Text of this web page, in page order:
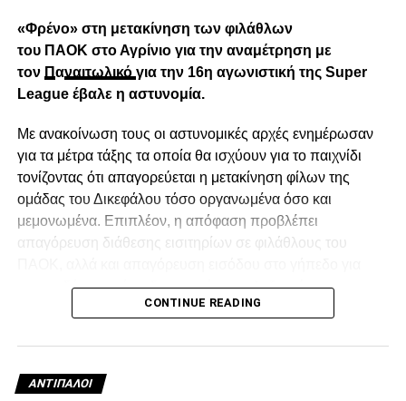
Facebook
TwitterEmailPinterest
WhatsApp
LinkedIn
Telegram
«Φρένο» στη μετακίνηση των φιλάθλων
του ΠΑΟΚ στο Αγρίνιο για την αναμέτρηση με
τον Παναιτωλικό για την 16η αγωνιστική της Super
League έβαλε η αστυνομία.
Με ανακοίνωση τους οι αστυνομικές αρχές ενημέρωσαν
για τα μέτρα τάξης τα οποία θα ισχύουν για το παιχνίδι
τονίζοντας ότι απαγορεύεται η μετακίνηση φίλων της
ομάδας του Δικεφάλου τόσο οργανωμένα όσο και
μεμονωμένα. Επιπλέον, η απόφαση προβλέπει
απαγόρευση διάθεσης εισιτηρίων σε φιλάθλους του
οποιονδήποτε φέρει διακριτικά της φιλοξενούμενης
ομάδας, όπως κασκόλ, πανό ή ρουχισμό με ασπρόμαυρα
για τους φιλοξενούμενους, με το γήπεδο να ανοίγει
αποκλειστικά για τους φίλους του Παναιτωλικού.
CONTINUE READING
ΑΝΤΊΠΑΛΟΙ